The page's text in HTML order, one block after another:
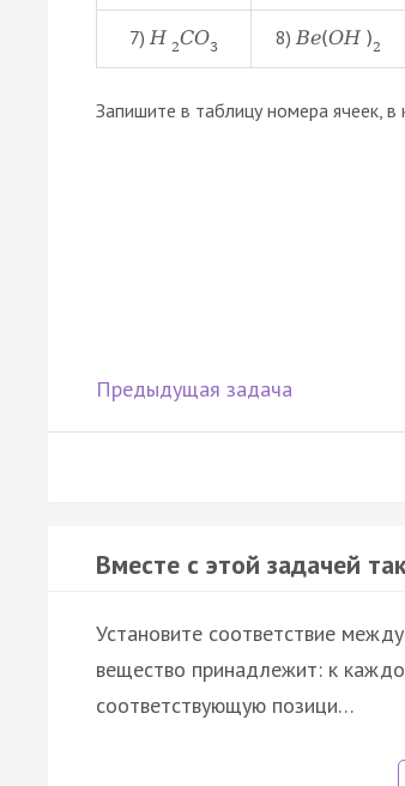
7) H 2CO3 8) Be(OH )2
Запишите в таблицу номера ячеек,
Предыдущая задача
Вместе с этой задачей
Установите соответствие
вещество принадлежит: к
соответствующую позици…